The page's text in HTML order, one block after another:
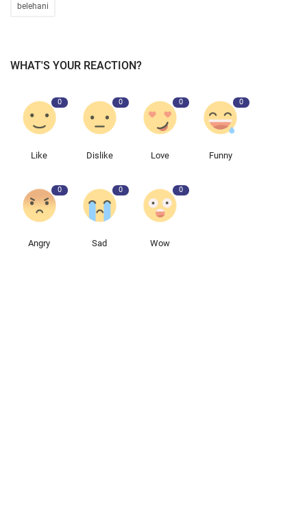
belehani
WHAT'S YOUR REACTION?
0
Like
0
Dislike
0
Love
0
Funny
0
Angry
0
Sad
0
Wow